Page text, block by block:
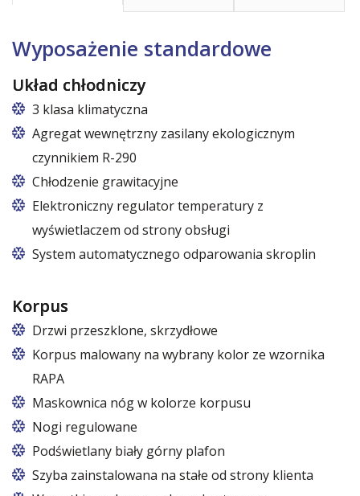
Wyposażenie standardowe
Układ chłodniczy
3 klasa klimatyczna
Agregat wewnętrzny zasilany ekologicznym
czynnikiem R-290
Chłodzenie grawitacyjne
Elektroniczny regulator temperatury z
wyświetlaczem od strony obsługi
System automatycznego odparowania skroplin
Korpus
Drzwi przeszklone, skrzydłowe
Korpus malowany na wybrany kolor ze wzornika
RAPA
Maskownica nóg w kolorze korpusu
Nogi regulowane
Podświetlany biały górny plafon
7 kolorów ze wzornika RAPA
Szyba zainstalowana na stałe od strony klienta